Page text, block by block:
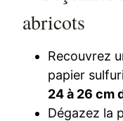
abricots
Recouvrez
papier
24 à 26 cm
Dégazez la